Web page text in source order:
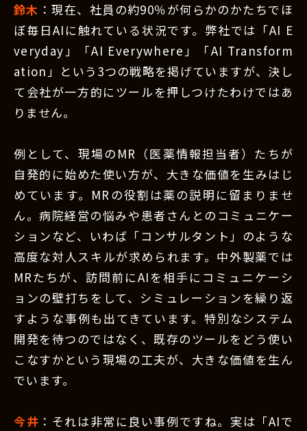
鈴木 ：現在、社員の約90％が何らかのかたちでほ
ぼ毎日AIに触れている状況です。弊社では「AI E
veryday」「AI Everywhere」「AI Transform
ation」という3つの戦略を掲げていますが、決し
て会社が一方的にツールを押しつけたわけではあ
りません。
例として、現場のMR（医薬情報担当者）たちが
自発的に始めた使い方が、大きな価値を生みはじ
めています。MRの役割は薬の説明に留まりませ
ん。病院経営の悩みや患者さんとのコミュニケー
ションなど、いわば「コンサルタント」のような
高度な対人スキルが求められます。中外製薬では
MRたちが、訪問前にAIを相手にコミュニケーシ
ョンの壁打ちをして、シミュレーションを繰り返
すような事例も出てきています。特別なシステム
開発を待つのではなく、既存のツールをどう使い
こなすかという現場の工夫が、大きな価値を生ん
でいます。
今井 ：それは非常に良い事例ですね。実は「AIで